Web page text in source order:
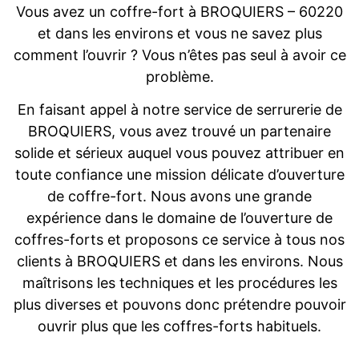
Vous avez un coffre-fort à BROQUIERS – 60220
et dans les environs et vous ne savez plus
comment l’ouvrir ? Vous n’êtes pas seul à avoir ce
problème.
En faisant appel à notre service de serrurerie de
BROQUIERS, vous avez trouvé un partenaire
solide et sérieux auquel vous pouvez attribuer en
toute confiance une mission délicate d’ouverture
de coffre-fort. Nous avons une grande
expérience dans le domaine de l’ouverture de
coffres-forts et proposons ce service à tous nos
clients à BROQUIERS et dans les environs. Nous
maîtrisons les techniques et les procédures les
plus diverses et pouvons donc prétendre pouvoir
ouvrir plus que les coffres-forts habituels.